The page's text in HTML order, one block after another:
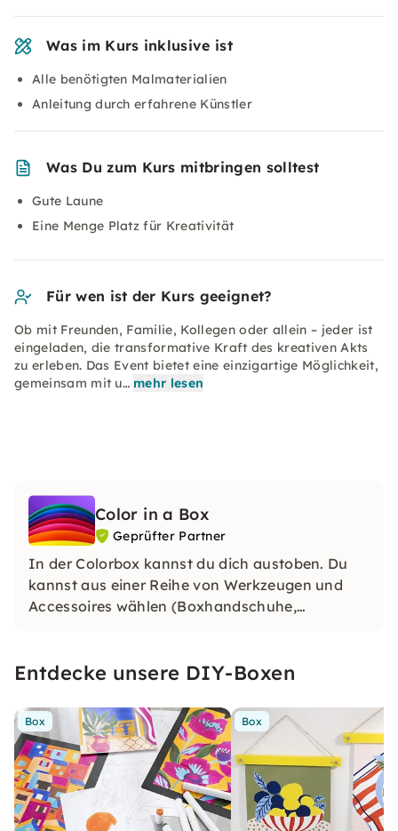
Was im Kurs inklusive ist
Alle benötigten Malmaterialien
Anleitung durch erfahrene Künstler
Was Du zum Kurs mitbringen solltest
Gute Laune
Eine Menge Platz für Kreativität
Für wen ist der Kurs geeignet?
Ob mit Freunden, Familie, Kollegen oder allein – jeder ist
eingeladen, die transformative Kraft des kreativen Akts
zu erleben. Das Event bietet eine einzigartige Möglichkeit,
gemeinsam mit u… mehr lesen
Color in a Box
Geprüfter Partner
In der Colorbox kannst du dich austoben. Du
kannst aus einer Reihe von Werkzeugen und
Accessoires wählen (Boxhandschuhe,
Entdecke unsere DIY-Boxen
Box Box